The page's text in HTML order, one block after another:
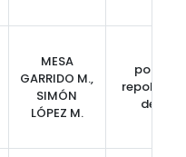
MESA
GARRIDO M.,
SIMÓN
LÓPEZ M.
política